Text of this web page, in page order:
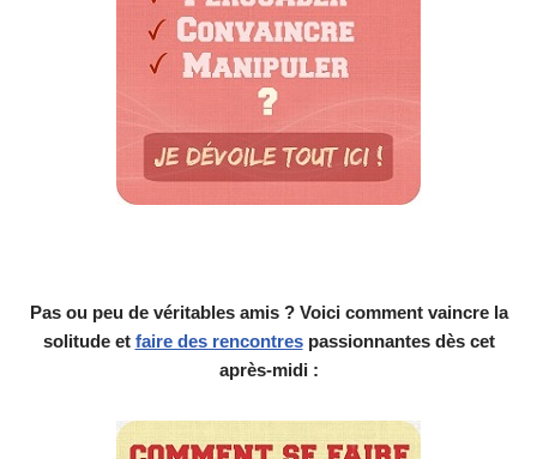
Pas ou peu de véritables amis ? Voici comment vaincre la
solitude et faire des rencontrespassionnantes dès cet
après-midi :